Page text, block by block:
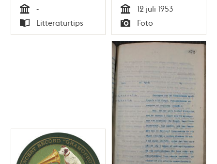
Tid
-
Typ
Litteraturtips Tid
12 juli 1953
Typ
Foto